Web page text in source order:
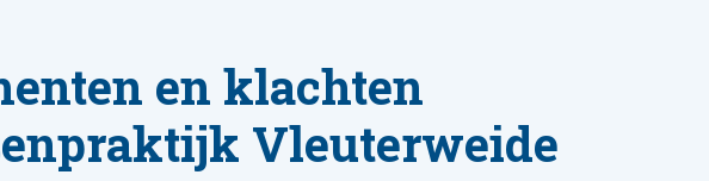
en klachten
Vleuterweide